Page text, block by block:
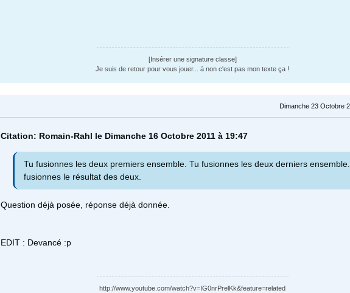
[Insérer une signature classe]
Je suis de retour pour vous jouer... à non c'est pas mon texte ça !
Dimanche 23 Octobre
Citation: Romain-Rahl le Dimanche 16 Octobre 2011 à 19:47
Tu fusionnes les deux premiers ensemble. Tu fusionnes les deux derniers
fusionnes le résultat des deux.
Question déjà posée, réponse déjà donnée.
EDIT : Devancé :p
http://www.youtube.com/watch?v=IG0nrPrelKk&feature=related